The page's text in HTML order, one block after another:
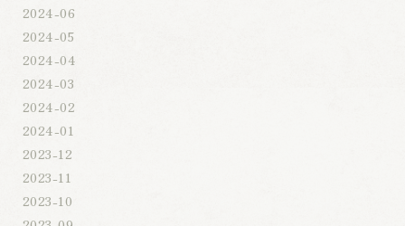
2024-06
2024-05
2024-04
2024-03
2024-02
2024-01
2023-12
2023-11
2023-10